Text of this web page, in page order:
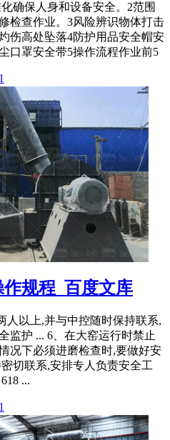
确保人身和设备安全。2范围
检查作业。3风险辨识物体打击
伤高处坠落4防护用品安全帽安
口罩安全带5操作流程作业前5
规程_百度文库
人以上,并与中控随时保持联系,
监护 ... 6、在大窑运行时禁止
况下必须进磨检查时,要做好安
切联系,安排专人负责安全工
...